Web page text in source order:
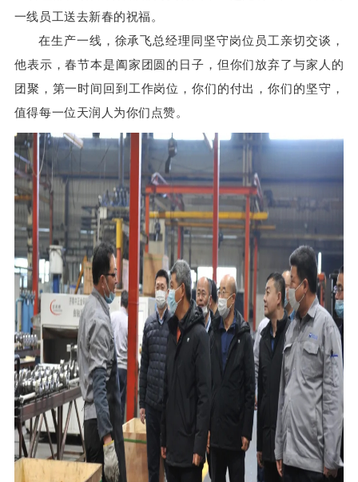
一线员工送去新春的祝福。
在生产一线，徐承飞总经理同坚守岗位员工亲切交谈，
他表示，春节本是阖家团圆的日子，但你们放弃了与家人的
团聚，第一时间回到工作岗位，你们的付出，你们的坚守，
值得每一位天润人为你们点赞。